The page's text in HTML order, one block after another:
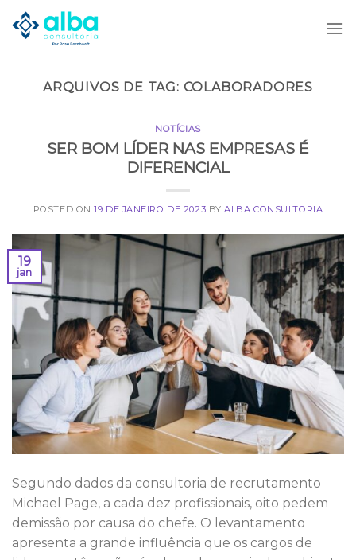
Skip
to
ARQUIVOS DE TAG: COLABORADORES
NOTÍCIAS
SER BOM LÍDER NAS EMPRESAS É
DIFERENCIAL
POSTED ON19 DE JANEIRO DE 2023 BYALBA CONSULTORIA
19
jan
Segundo dados da consultoria de recrutamento
Michael Page, a cada dez profissionais, oito pedem
demissão por causa do chefe. O levantamento
apresenta a grande influência que os cargos de